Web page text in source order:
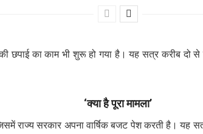
छपाई का काम भी शुरू हो गया है। यह सत्र करीब दो
‘क्या है पूरा मामला’
राज्य सरकार अपना वार्षिक बजट पेश करती है। यह